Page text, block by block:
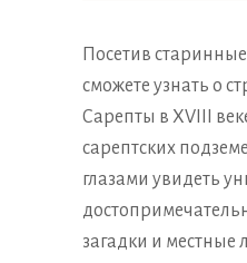
Посетив
сможете узнать о
Сарепты в XVIII
сарептских
глазами увидеть
загадки и местные